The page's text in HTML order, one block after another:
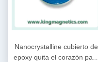
Nanocrystalline cubierto de
epoxy quita el corazón para